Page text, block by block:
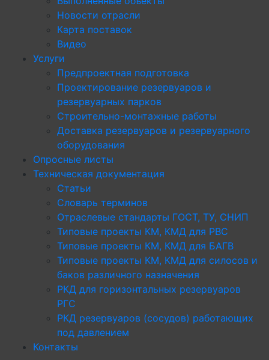
Новости отрасли
Карта поставок
Видео
Услуги
Предпроектная подготовка
Проектирование резервуаров и
резервуарных парков
Строительно-монтажные работы
Доставка резервуаров и резервуарного
оборудования
Опросные листы
Техническая документация
Статьи
Словарь терминов
Отраслевые стандарты ГОСТ, ТУ, СНИП
Типовые проекты КМ, КМД для РВС
Типовые проекты КМ, КМД для БАГВ
Типовые проекты КМ, КМД для силосов и
баков различного назначения
РКД для горизонтальных резервуаров
РГС
РКД резервуаров (сосудов) работающих
под давлением
Контакты